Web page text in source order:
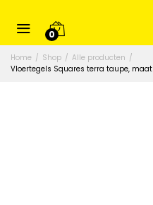
0
Home / Shop / Alle producten /
Vloertegels Squares terra taupe, maat